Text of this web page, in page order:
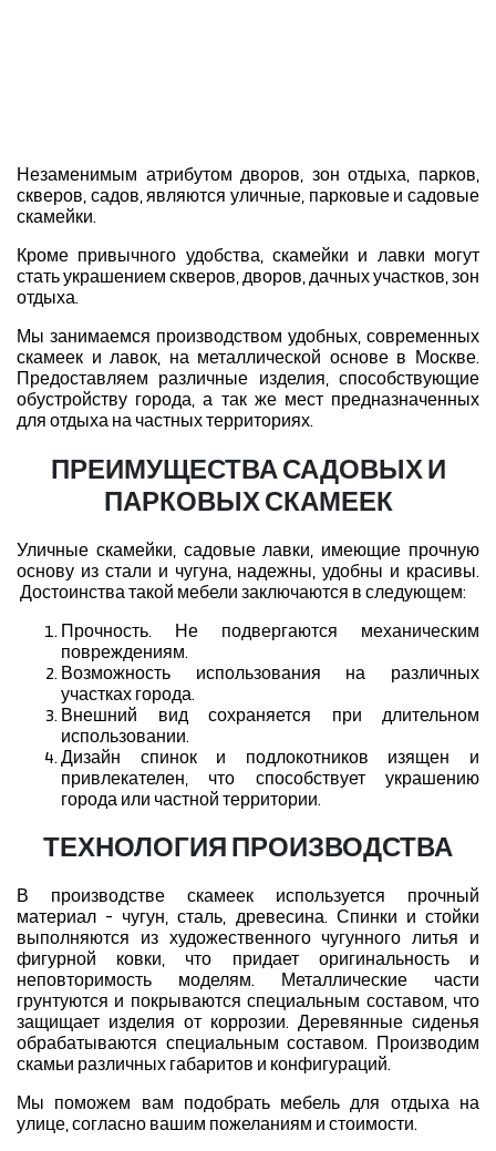
Незаменимым атрибутом дворов, зон отдыха, парков,
скверов, садов, являются уличные, парковые и садовые
скамейки.
Кроме привычного удобства, скамейки и лавки могут
стать украшением скверов, дворов, дачных участков, зон
отдыха.
Мы занимаемся производством удобных, современных
скамеек и лавок, на металлической основе в Москве.
Предоставляем различные изделия, способствующие
обустройству города, а так же мест предназначенных
для отдыха на частных территориях.
ПРЕИМУЩЕСТВА САДОВЫХ И
ПАРКОВЫХ СКАМЕЕК
Уличные скамейки, садовые лавки, имеющие прочную
основу из стали и чугуна, надежны, удобны и красивы.
Достоинства такой мебели заключаются в следующем:
Прочность. Не подвергаются механическим
повреждениям.
Возможность использования на различных
участках города.
Внешний вид сохраняется при длительном
использовании.
Дизайн спинок и подлокотников изящен и
привлекателен, что способствует украшению
города или частной территории.
ТЕХНОЛОГИЯ ПРОИЗВОДСТВА
В производстве скамеек используется прочный
материал - чугун, сталь, древесина. Спинки и стойки
выполняются из художественного чугунного литья и
фигурной ковки, что придает оригинальность и
неповторимость моделям. Металлические части
грунтуются и покрываются специальным составом, что
защищает изделия от коррозии. Деревянные сиденья
обрабатываются специальным составом. Производим
скамьи различных габаритов и конфигураций.
Мы поможем вам подобрать мебель для отдыха на
улице, согласно вашим пожеланиям и стоимости.